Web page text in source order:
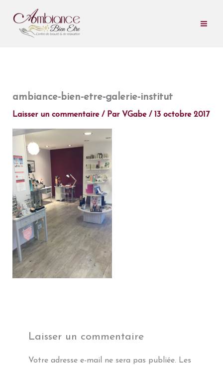
contenu
ambiance-bien-etre-galerie-institut
Laisser un commentaire / Par VGabe / 13 octobre 2017
Laisser un commentaire
Votre adresse e-mail ne sera pas publiée. Les